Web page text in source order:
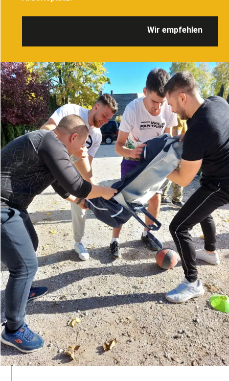
Wir empfehlen